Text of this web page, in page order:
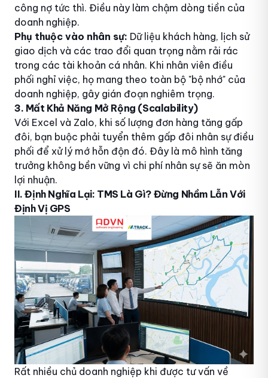
công nợ tức thì. Điều này làm chậm dòng tiền của
doanh nghiệp.
Phụ thuộc vào nhân sự: Dữ liệu khách hàng, lịch sử
giao dịch và các trao đổi quan trọng nằm rải rác
trong các tài khoản cá nhân. Khi nhân viên điều
phối nghỉ việc, họ mang theo toàn bộ "bộ nhớ" của
doanh nghiệp, gây gián đoạn nghiêm trọng.
3. Mất Khả Năng Mở Rộng (Scalability)
Với Excel và Zalo, khi số lượng đơn hàng tăng gấp
đôi, bạn buộc phải tuyển thêm gấp đôi nhân sự điều
phối để xử lý mớ hỗn độn đó. Đây là mô hình tăng
trưởng không bền vững vì chi phí nhân sự sẽ ăn mòn
lợi nhuận.
II. Định Nghĩa Lại: TMS Là Gì? Đừng Nhầm Lẫn Với
Định Vị GPS
Rất nhiều chủ doanh nghiệp khi được tư vấn về